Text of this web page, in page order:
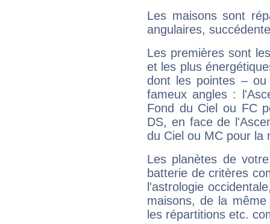
Les maisons sont
angulaires,
Les premières sont
et les plus
dont les pointes –
fameux angles :
Fond du Ciel ou FC
DS, en face de
du Ciel ou MC pour la
Les planètes de
batterie de critères
l'astrologie
maisons, de la
les répartitions etc.